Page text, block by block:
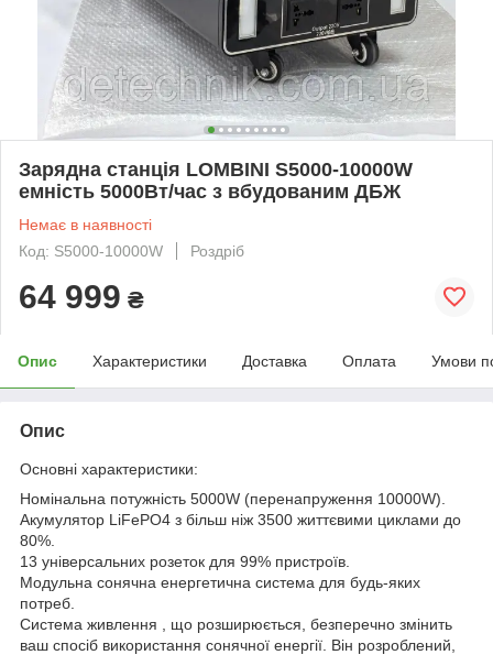
Зарядна станція LOMBINI S5000-10000W
емність 5000Вт/час з вбудованим ДБЖ
Немає в наявності
Код: S5000-10000W
Роздріб
64 999 ₴
Опис Характеристики Доставка Оплата Умови
Опис
Основні характеристики:
Номінальна потужність 5000W (перенапруження 10000W).
Акумулятор LiFePO4 з більш ніж 3500 життєвими циклами до
80%.
13 універсальних розеток для 99% пристроїв.
Модульна сонячна енергетична система для будь-яких
потреб.
Система живлення , що розширюється, безперечно змінить
ваш спосіб використання сонячної енергії. Він розроблений,